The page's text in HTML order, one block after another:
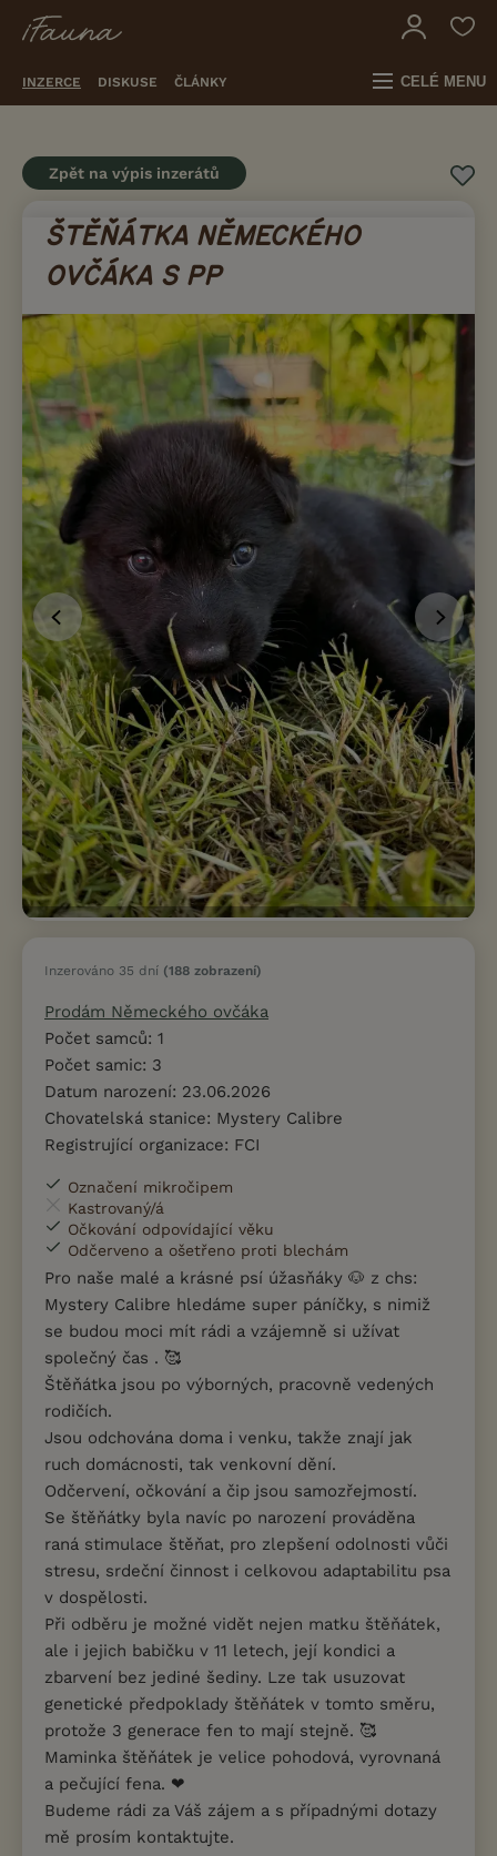
INZERCE DISKUSE ČLÁNKY CELÉ MENU
Zpět na výpis inzerátů
Inzerováno 35 dní (188 zobrazení)
Prodám Německého ovčáka
Počet samců: 1
Počet samic: 3
Datum narození: 23.06.2026
Chovatelská stanice: Mystery Calibre
Registrující organizace: FCI
Označení mikročipem
Kastrovaný/á
Očkování odpovídající věku
Odčerveno a ošetřeno proti blechám
Pro naše malé a krásné psí úžasňáky 🐶 z chs:
Mystery Calibre hledáme super páníčky, s nimiž
se budou moci mít rádi a vzájemně si užívat
společný čas . 🥰
Štěňátka jsou po výborných, pracovně vedených
rodičích.
Jsou odchována doma i venku, takže znají jak
ruch domácnosti, tak venkovní dění.
Odčervení, očkování a čip jsou samozřejmostí.
Se štěňátky byla navíc po narození prováděna
raná stimulace štěňat, pro zlepšení odolnosti vůči
stresu, srdeční činnost i celkovou adaptabilitu psa
v dospělosti.
Při odběru je možné vidět nejen matku štěňátek,
ale i jejich babičku v 11 letech, její kondici a
zbarvení bez jediné šediny. Lze tak usuzovat
genetické předpoklady štěňátek v tomto směru,
protože 3 generace fen to mají stejně. 🥰
Maminka štěňátek je velice pohodová, vyrovnaná
a pečující fena. ❤
Budeme rádi za Váš zájem a s případnými dotazy
mě prosím kontaktujte.
ŠTĚŇÁTKA NĚMECKÉHO
OVČÁKA S PP